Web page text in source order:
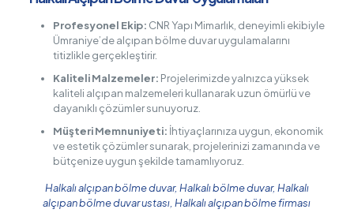
Profesyonel Ekip: CNR Yapı Mimarlık, deneyimli ekibiyle
Ümraniye’de alçıpan bölme duvar uygulamalarını
titizlikle gerçekleştirir.
Kaliteli Malzemeler: Projelerimizde yalnızca yüksek
kaliteli alçıpan malzemeleri kullanarak uzun ömürlü ve
dayanıklı çözümler sunuyoruz.
Müşteri Memnuniyeti: İhtiyaçlarınıza uygun, ekonomik
ve estetik çözümler sunarak, projelerinizi zamanında ve
bütçenize uygun şekilde tamamlıyoruz.
Halkalı alçıpan bölme duvar, Halkalı bölme duvar, Halkalı
alçıpan bölme duvar ustası, Halkalı alçıpan bölme firması